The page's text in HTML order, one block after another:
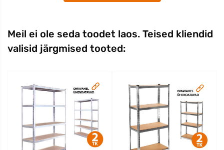
Meil ei ole seda toodet laos. Teised kliendid
valisid järgmised tooted: